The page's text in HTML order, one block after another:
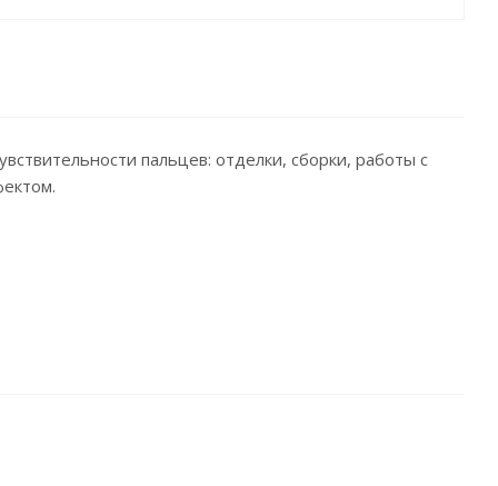
пальцев: отделки, сборки, работы с